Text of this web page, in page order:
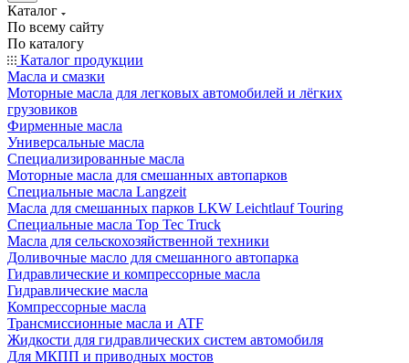
Каталог
По всему сайту
По каталогу
Каталог продукции
Масла и смазки
Моторные масла для легковых автомобилей и лёгких
грузовиков
Фирменные масла
Универсальные масла
Специализированные масла
Моторные масла для смешанных автопарков
Специальные масла Langzeit
Масла для смешанных парков LKW Leichtlauf Touring
Специальные масла Top Tec Truck
Масла для сельскохозяйственной техники
Доливочные масло для смешанного автопарка
Гидравлические и компрессорные масла
Гидравлические масла
Компрессорные масла
Трансмиссионные масла и ATF
Жидкости для гидравлических систем автомобиля
Для МКПП и приводных мостов